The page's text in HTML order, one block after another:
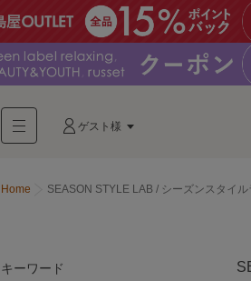
ゲスト様
Home SEASON STYLE LAB / シーズンスタイル
キーワード